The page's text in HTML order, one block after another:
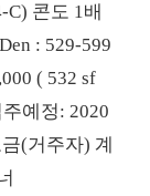
C) 콘도 1배
: 529-599
( 532 sf
예정: 2020
(거주자) 계